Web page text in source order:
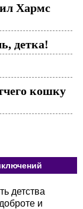
Хармс
детка!
кошку
детства
и